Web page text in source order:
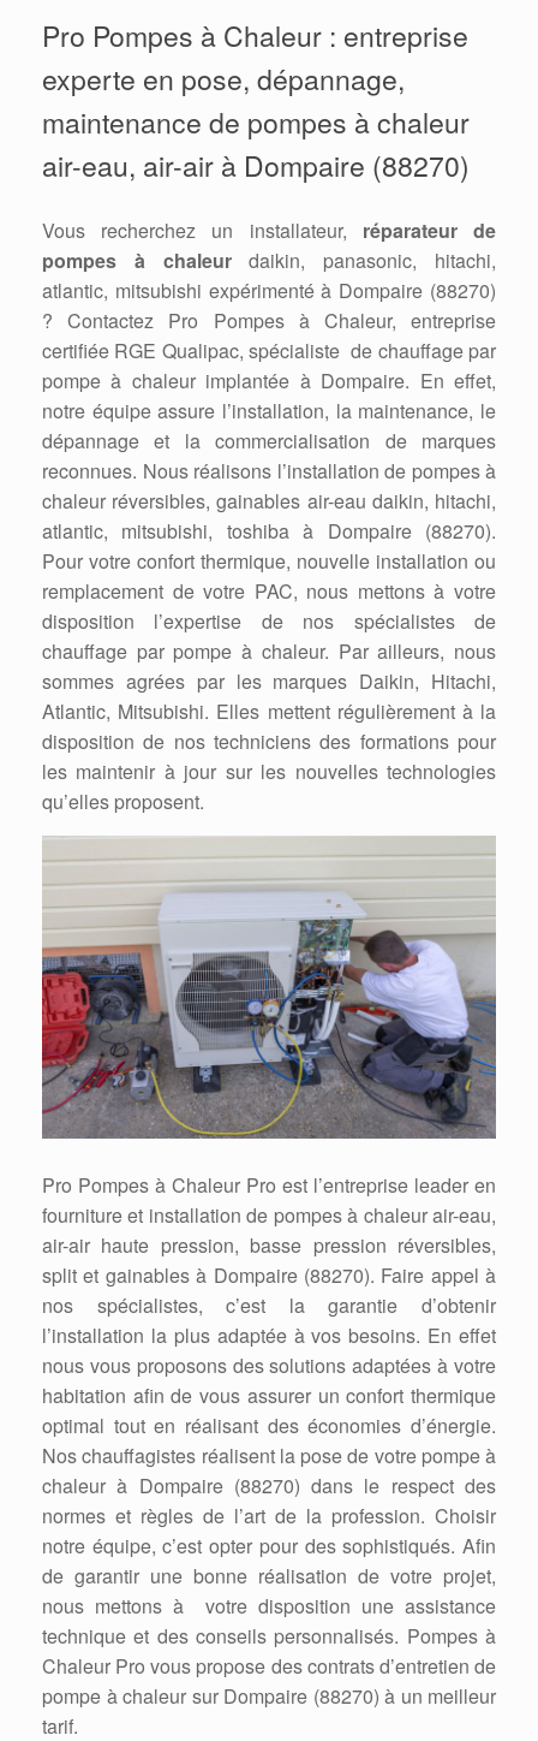
Pro Pompes à Chaleur : entreprise
experte en pose, dépannage,
maintenance de pompes à chaleur
air-eau, air-air à Dompaire (88270)
Vous recherchez un installateur, réparateur de
pompes à chaleurdaikin, panasonic, hitachi,
atlantic, mitsubishi expérimenté à Dompaire (88270)
? Contactez Pro Pompes à Chaleur, entreprise
certifiée RGE Qualipac, spécialiste de chauffage par
pompe à chaleur implantée à Dompaire. En effet,
notre équipe assure l’installation, la maintenance, le
dépannage et la commercialisation de marques
reconnues. Nous réalisons l’installation de pompes à
chaleur réversibles, gainables air-eau daikin, hitachi,
atlantic, mitsubishi, toshiba à Dompaire (88270).
Pour votre confort thermique, nouvelle installation ou
remplacement de votre PAC, nous mettons à votre
disposition l’expertise de nos spécialistes de
chauffage par pompe à chaleur. Par ailleurs, nous
sommes agrées par les marques Daikin, Hitachi,
Atlantic, Mitsubishi. Elles mettent régulièrement à la
disposition de nos techniciens des formations pour
les maintenir à jour sur les nouvelles technologies
qu’elles proposent.
Pro Pompes à Chaleur Pro est l’entreprise leader en
fourniture et installation de pompes à chaleur air-eau,
air-air haute pression, basse pression réversibles,
split et gainables à Dompaire (88270). Faire appel à
nos spécialistes, c’est la garantie d’obtenir
l’installation la plus adaptée à vos besoins. En effet
nous vous proposons des solutions adaptées à votre
habitation afin de vous assurer un confort thermique
optimal tout en réalisant des économies d’énergie.
Nos chauffagistes réalisent la pose de votre pompe à
chaleur à Dompaire (88270) dans le respect des
normes et règles de l’art de la profession. Choisir
notre équipe, c’est opter pour des sophistiqués. Afin
de garantir une bonne réalisation de votre projet,
nous mettons à votre disposition une assistance
technique et des conseils personnalisés. Pompes à
Chaleur Pro vous propose des contrats d’entretien de
pompe à chaleur sur Dompaire (88270) à un meilleur
tarif.